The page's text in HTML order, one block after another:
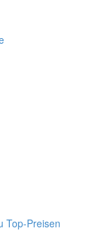
Top-Preisen